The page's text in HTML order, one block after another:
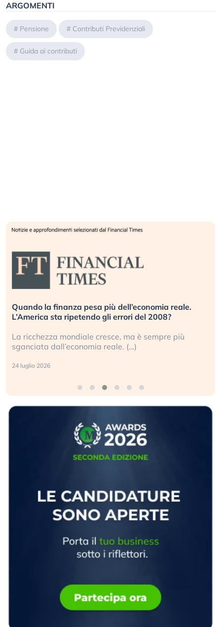
ARGOMENTI
# Pensione # Contributi Previdenziali
# Guida ai contributi
Quando la finanza pesa più dell’economia reale.
L’America sta ripetendo gli errori del 2008?
La ricchezza mondiale cresce, ma è sempre più
sganciata dall’economia reale. (…)
24 luglio 2026